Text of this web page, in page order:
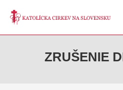
ZRUŠENIE